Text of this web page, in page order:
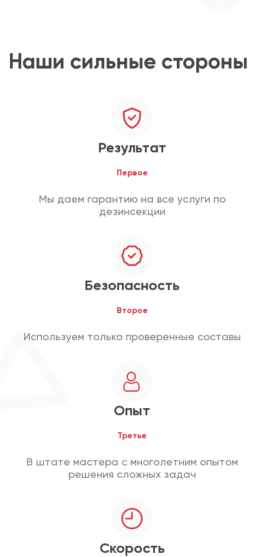
Наши сильные стороны
Результат
Первое
Мы даем гарантию на все услуги по
дезинсекции
Безопасность
Второе
Используем только проверенные составы
Опыт
Третье
В штате мастера с многолетним опытом
решения сложных задач
Скорость